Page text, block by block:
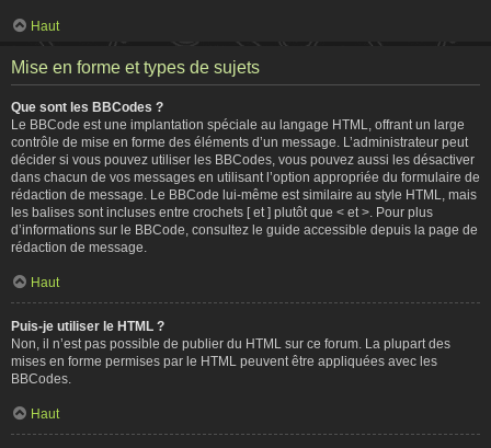
Haut
Mise en forme et types de sujets
Que sont les BBCodes ?
Le BBCode est une implantation spéciale au langage HTML, offrant un large
contrôle de mise en forme des éléments d’un message. L’administrateur peut
décider si vous pouvez utiliser les BBCodes, vous pouvez aussi les désactiver
dans chacun de vos messages en utilisant l’option appropriée du formulaire de
rédaction de message. Le BBCode lui-même est similaire au style HTML, mais
les balises sont incluses entre crochets [ et ] plutôt que < et >. Pour plus
d’informations sur le BBCode, consultez le guide accessible depuis la page de
rédaction de message.
Haut
Puis-je utiliser le HTML ?
Non, il n’est pas possible de publier du HTML sur ce forum. La plupart des
mises en forme permises par le HTML peuvent être appliquées avec les
BBCodes.
Haut